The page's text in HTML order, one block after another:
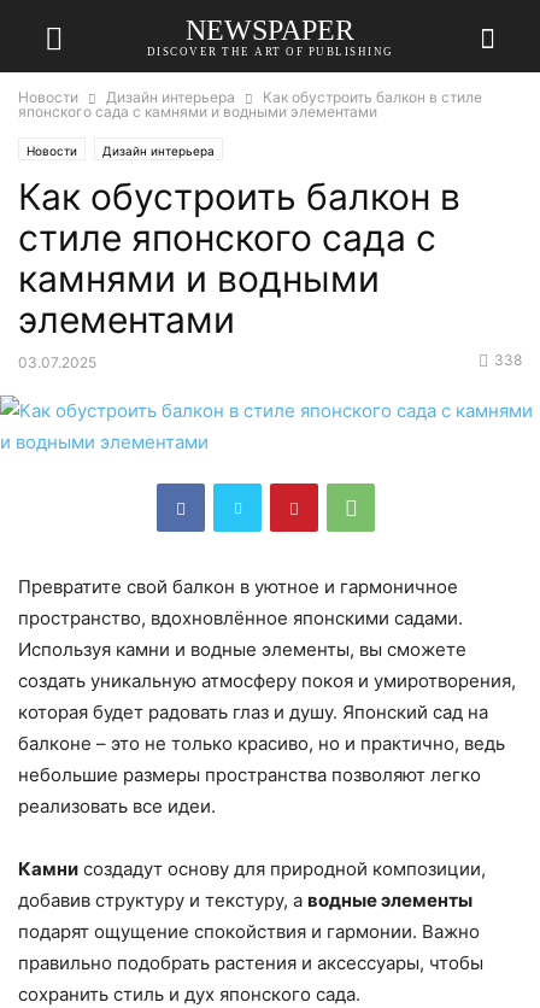
NEWSPAPER
DISCOVER THE ART OF PUBLISHING
Новости Дизайн интерьера
Как обустроить балкон в стиле
японского сада с камнями и водными элементами
Новости Дизайн интерьера
Как обустроить балкон в
стиле японского сада с
камнями и водными
элементами
03.07.2025 338
Превратите свой балкон в уютное и гармоничное
пространство, вдохновлённое японскими садами.
Используя камни и водные элементы, вы сможете
создать уникальную атмосферу покоя и умиротворения,
которая будет радовать глаз и душу. Японский сад на
балконе – это не только красиво, но и практично, ведь
небольшие размеры пространства позволяют легко
реализовать все идеи.
Камни создадут основу для природной композиции,
добавив структуру и текстуру, а водные элементы
подарят ощущение спокойствия и гармонии. Важно
правильно подобрать растения и аксессуары, чтобы
сохранить стиль и дух японского сада.